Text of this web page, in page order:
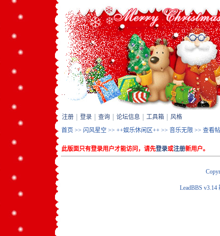
注册 登录 查询 论坛信息 工具箱
风格
首页 >> 闪风星空 >> ++娱乐休闲区++ >> 音乐无限 >> 查看
此版面只有登录用户才能访问，请先登录或注册新用户。
LeadBBS v3.14